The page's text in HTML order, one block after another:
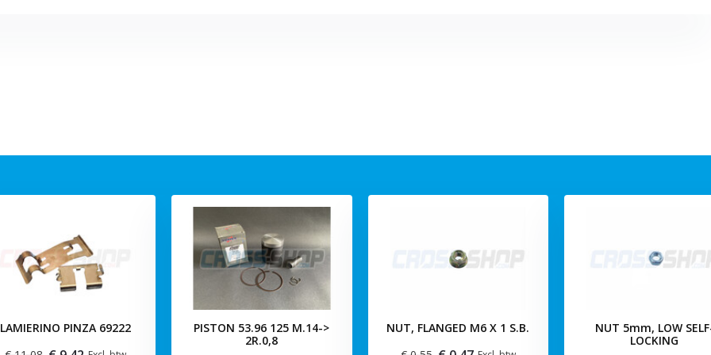
LAMIERINO PINZA 69222
PISTON 53.96 125 M.14->
2R.0,8
NUT, FLANGED M6 X 1 S.B.
NUT 5mm, LOW
LOCKING